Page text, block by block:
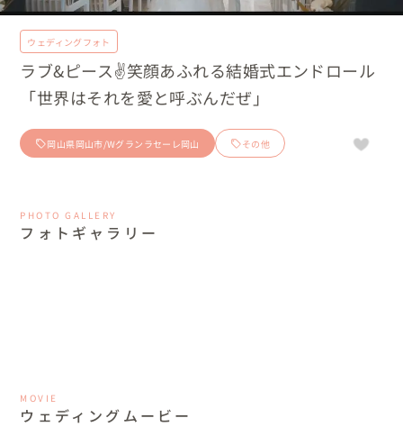
ウェディングフォト
ラブ&ピース✌️笑顔あふれる結婚式エンドロール
「世界はそれを愛と呼ぶんだぜ」
岡山県岡山市/Wグランラセーレ岡山 その他
PHOTO GALLERY
フォトギャラリー
MOVIE
ウェディングムービー